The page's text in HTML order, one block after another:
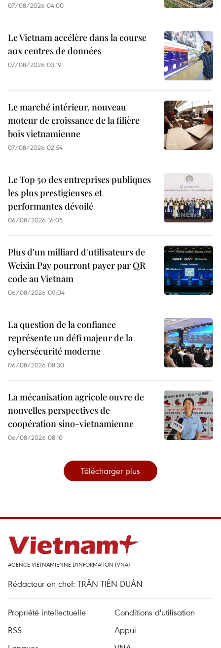
07/08/2026 04:00
Le Vietnam accélère dans la course
aux centres de données
07/08/2026 03:19
Le marché intérieur, nouveau
moteur de croissance de la filière
bois vietnamienne
07/08/2026 02:54
Le Top 50 des entreprises publiques
les plus prestigieuses et
performantes dévoilé
06/08/2026 16:05
Plus d'un milliard d'utilisateurs de
Weixin Pay pourront payer par QR
code au Vietnam
06/08/2026 09:04
La question de la confiance
représente un défi majeur de la
cybersécurité moderne
06/08/2026 08:30
La mécanisation agricole ouvre de
nouvelles perspectives de
coopération sino-vietnamienne
06/08/2026 08:10
Télécharger plus
AGENCE VIETNAMIENNE D'INFORMATION (VNA)
Rédacteur en chef: TRÂN TIÊN DUÂN
Propriété intellectuelle
Conditions d'utilisation
RSS
Appui